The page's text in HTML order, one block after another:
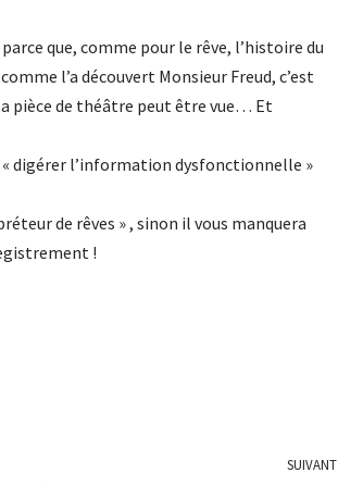
que, comme pour le rêve, l’histoire du
l’a découvert Monsieur Freud, c’est
la pièce de théâtre peut être vue… Et
« digérer l’information dysfonctionnelle »
de rêves » , sinon il vous manquera
!
SUIVANT